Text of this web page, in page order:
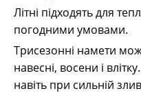
Літні підходять для
погодними умовами.
Трисезонні намети
навесні, восени і
навіть при сильній